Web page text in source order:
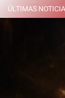
Saltar
al
ÚLTIMAS
y que